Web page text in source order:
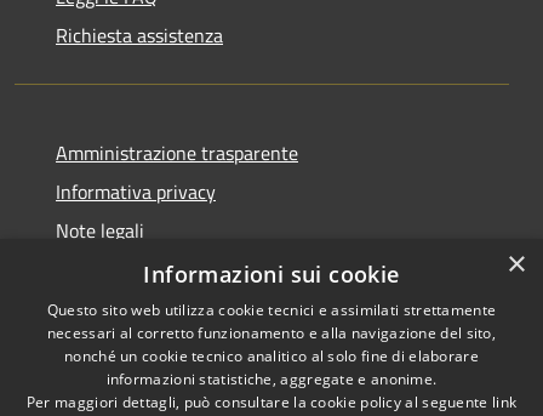
Richiesta assistenza
Amministrazione trasparente
Informativa privacy
Note legali
Dichiarazione di accessibilità
RSS
Copyright © 2026 • Comune di
×
Informazioni sui cookie
Questo sito web utilizza cookie tecnici e assimilati strettamente
necessari al corretto funzionamento e alla navigazione del sito,
nonché un cookie tecnico analitico al solo fine di elaborare
informazioni statistiche, aggregate e anonime.
Per maggiori dettagli, può consultare la cookie policy al seguente link